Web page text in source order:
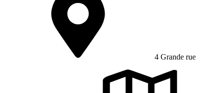
4 Grande rue